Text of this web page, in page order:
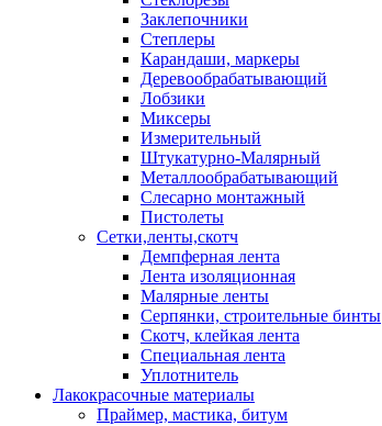
Заклепочники
Степлеры
Карандаши, маркеры
Деревообрабатывающий
Лобзики
Миксеры
Измерительный
Штукатурно-Малярный
Металлообрабатывающий
Слесарно монтажный
Пистолеты
Сетки,ленты,скотч
Демпферная лента
Лента изоляционная
Малярные ленты
Серпянки, строительные бинты
Скотч, клейкая лента
Специальная лента
Уплотнитель
Лакокрасочные материалы
Праймер, мастика, битум